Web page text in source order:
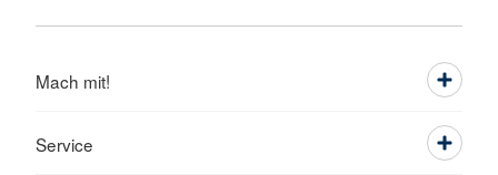
Mach mit!
Service